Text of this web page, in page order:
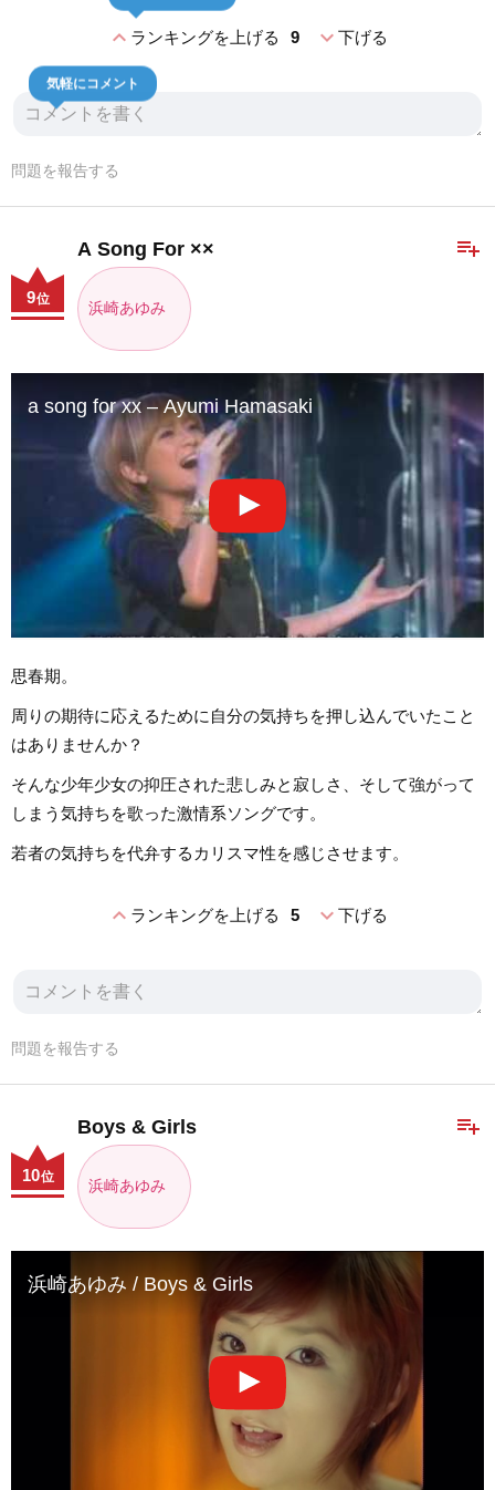
expand_lessランキングを上げる 9 expand_more下げる
気軽にコメント
問題を報告する
playlist_add
A Song For ××
浜崎あゆみ
9位
a song for xx – Ayumi Hamasaki
思春期。
周りの期待に応えるために自分の気持ちを押し込んでいたこと
はありませんか？
そんな少年少女の抑圧された悲しみと寂しさ、そして強がって
しまう気持ちを歌った激情系ソングです。
若者の気持ちを代弁するカリスマ性を感じさせます。
expand_lessランキングを上げる 5 expand_more下げる
問題を報告する
playlist_add
Boys & Girls
浜崎あゆみ
10位
浜崎あゆみ / Boys & Girls